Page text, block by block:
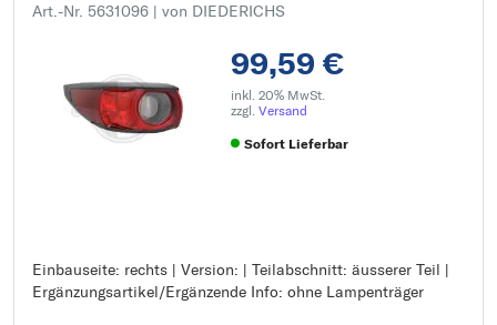
Art.-Nr. 5631096 | von DIEDERICHS
99,59 €
inkl. 20% MwSt.
zzgl. Versand
Sofort Lieferbar
Einbauseite: rechts | Version: | Teilabschnitt: äusserer Teil |
Ergänzungsartikel/Ergänzende Info: ohne Lampenträger
Einbauseite: rechts
Version: